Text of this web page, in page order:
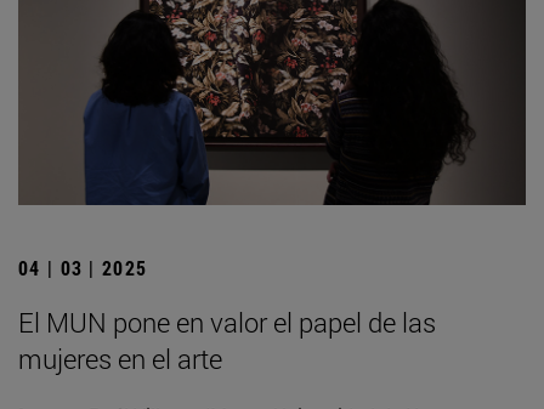
04 | 03 | 2025
El MUN pone en valor el papel de las
mujeres en el arte